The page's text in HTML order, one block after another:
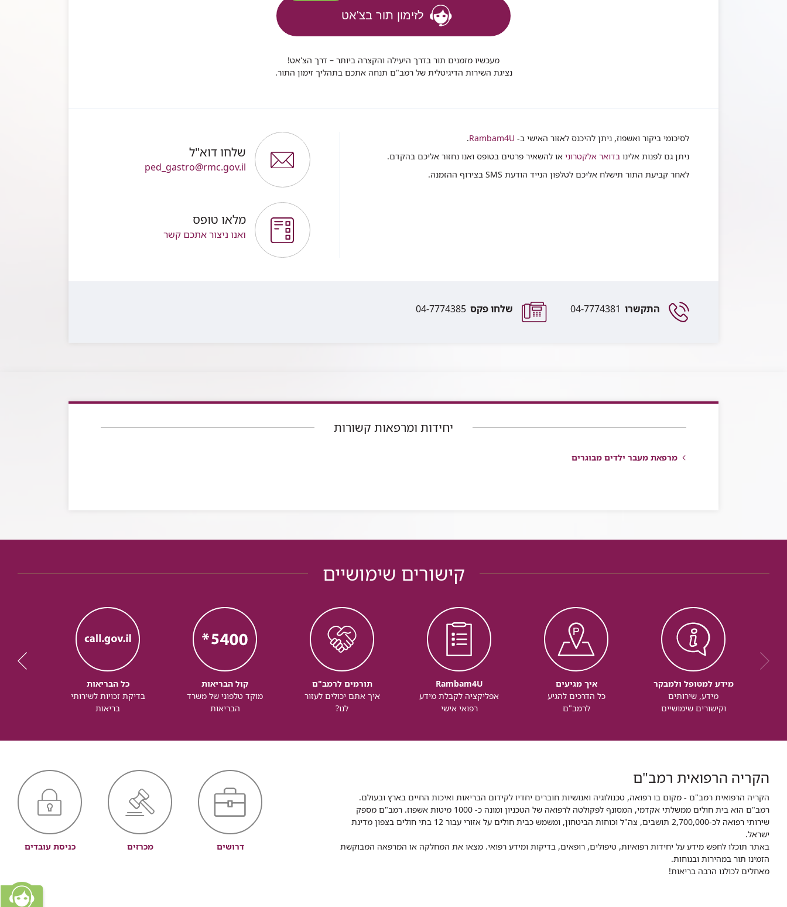
לזימון תור בצ'אט
מעכשיו מזמנים תור בדרך היעילה והקצרה ביותר – דרך הצ'אט!
נציגת השירות הדיגיטלית של רמב"ם תנחה אתכם בתהליך זימון התור.
לסיכומי ביקור ואשפוז, ניתן להיכנס לאזור האישי ב- Rambam4U
.
ניתן גם לפנות אלינו בדואר אלקטרוני או להשאיר פרטים בטופס ואנו נחזור אליכם בהקדם.
לאחר קביעת התור תישלח אליכם לטלפון הנייד הודעת SMS בצירוף ההזמנה.
שלחו דוא"ל
ped_gastro@rmc.gov.il
מלאו טופס
ואנו ניצור אתכם קשר
התקשרו 04-7774381 שלחו פקס 04-7774385
יחידות ומרפאות קשורות
מרפאת מעבר ילדים מבוגרים
קישורים שימושיים
מידע למטופל ולמבקר
מידע, שירותים
וקישורים שימושיים
איך מגיעים
כל הדרכים להגיע
לרמב"ם
Rambam4U
אפליקציה לקבלת מידע
רפואי אישי
תורמים לרמב"ם
איך אתם יכולים לעזור
לנו?
קול הבריאות
מוקד טלפוני של משרד
הבריאות
כל הבריאות
בדיקת זכויות לשירותי
בריאות
הקריה הרפואית רמב"ם
הקריה הרפואית רמב"ם - מקום בו רפואה, טכנולוגיה ואנושיות חוברים יחדיו לקידום הבריאות ואיכות החיים בארץ ובעולם.
רמב"ם הוא בית חולים ממשלתי אקדמי, המסונף לפקולטה לרפואה של הטכניון ומונה כ- 1000 מיטות אשפוז. רמב"ם מספק
שירותי רפואה לכ-2,700,000 תושבים, צה"ל וכוחות הביטחון, ומשמש כבית חולים על אזורי עבור 12 בתי חולים בצפון מדינת
ישראל.
באתר תוכלו לחפש מידע על יחידות רפואיות, טיפולים, רופאים, בדיקות ומידע רפואי. מצאו את המחלקה או המרפאה המבוקשת
הזמינו תור במהירות ובנוחות.
מאחלים לכולנו הרבה בריאות!
דרושים מכרזים כניסת עובדים